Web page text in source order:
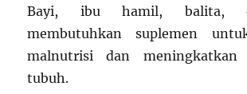
Bayi, ibu hamil, balita,
membutuhkan suplemen
malnutrisi dan meningkatkan
tubuh.